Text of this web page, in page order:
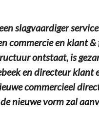
slagvaardiger
commercie en klant
ontstaat, is
en directeur
commercieel
nieuwe vorm zal